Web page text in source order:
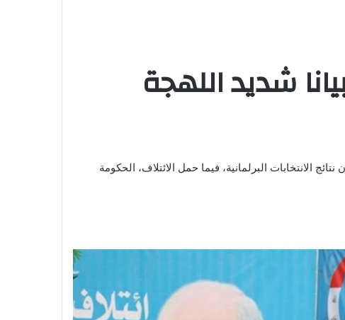
شديد اللهجة
الانتخابات البرلمانية، فيما حمل الائتلاف، الحكومة